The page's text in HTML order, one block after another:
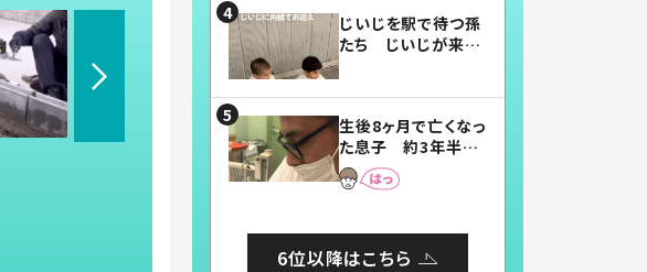
じいじを駅で待つ孫
たち じいじが来た
まらない」「幸せにな
れる」
生後8ヶ月で亡くなっ
た息子 約3年半
後、当時の妻の日記
に書いてあった本音
6位以降はこちら